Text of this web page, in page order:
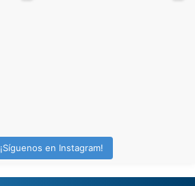
¡Síguenos en Instagram!